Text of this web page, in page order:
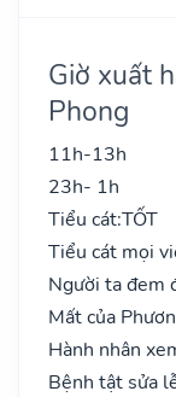
Giờ xuất
Phong
11h-13h
23h- 1h
Tiểu cát:TỐT
Tiểu cát mọi
Người ta đem
Mất của
Hành nhân
Bệnh tật sửa